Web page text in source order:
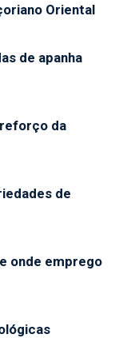
Oriental
de apanha
da
de
onde emprego